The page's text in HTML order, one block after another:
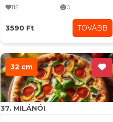
115 0
3590 Ft TOVÁBB
32 cm
37. MILÁNÓI